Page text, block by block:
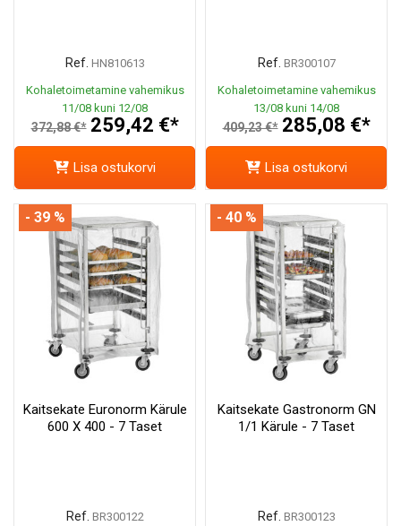
Ref. HN810613
Kohaletoimetamine vahemikus
11/08 kuni 12/08
372,88 €* 259,42 €*
Lisa ostukorvi
Ref. BR300107
Kohaletoimetamine vahemikus
13/08 kuni 14/08
409,23 €* 285,08 €*
Lisa ostukorvi
Kaitsekate Euronorm Kärule
600 X 400 - 7 Taset
Ref. BR300122
- 39 %
Kaitsekate Gastronorm GN
1/1 Kärule - 7 Taset
Ref. BR300123
- 40 %